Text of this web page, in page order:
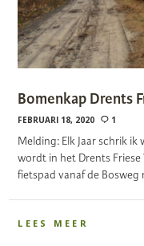
Bomenkap Drents
FEBRUARI 18, 2020 1
Melding: Elk Jaar schrik
wordt in het Drents
fietspad vanaf de Bosweg
LEES MEER